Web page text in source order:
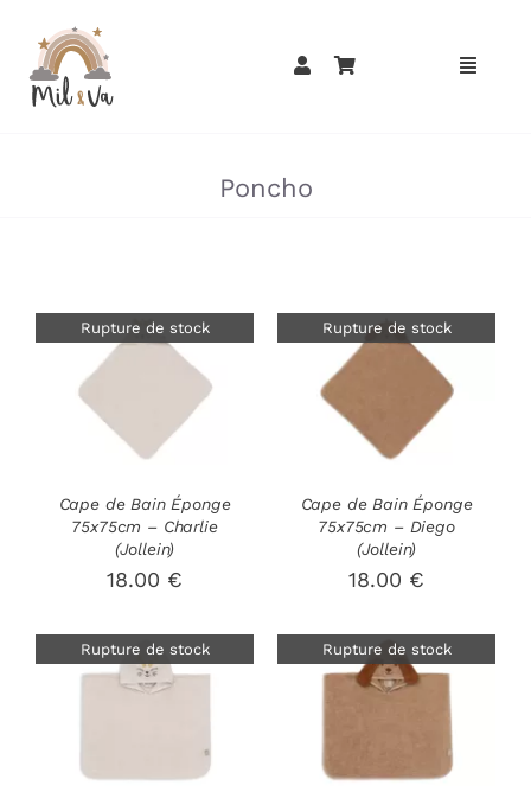
contenu
Poncho
Rupture de stock
Cape de Bain Éponge
75x75cm – Charlie
(Jollein)
18.00 €
Rupture de stock
Cape de Bain Éponge
75x75cm – Diego
(Jollein)
18.00 €
Rupture de stock Rupture de stock